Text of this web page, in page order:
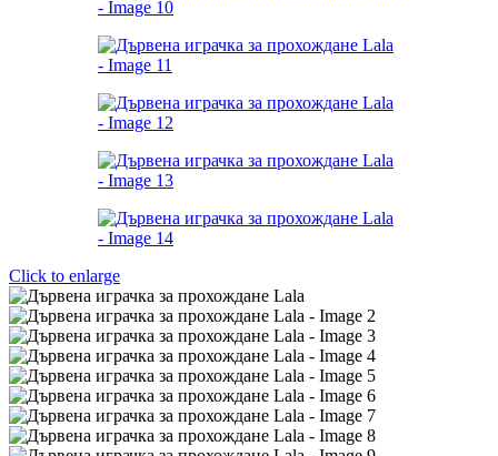
Click to enlarge